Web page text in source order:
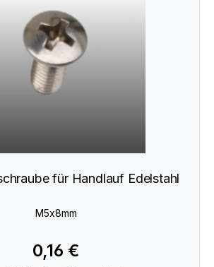
für Handlauf Edelstahl
M5x8mm
0,16 €